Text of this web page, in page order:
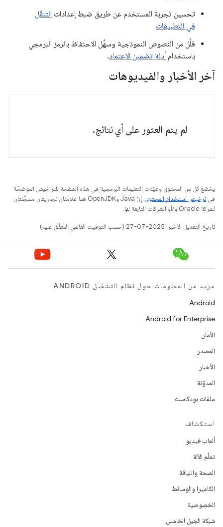
تحسين تجربة المستخدم عن طريق ضبط إعدادات التنقّل
في التطبيقات
قلِّل من النصوص النموذجية وسهِّل الاحتفاظ بالرمز البرمجي
باستخدام أدلة تضمين الاعتماد.
آخر الأخبار والفيديوهات
لم يتم العثور على أي نتائج.
يخضع كل من المحتوى وعيّنات التعليمات البرمجية في هذه الصفحة للتراخيص الموضحّة
فيترخيص استخدام المحتوى
. إنّ Java وOpenJDK هما علامتان تجاريتان مسجَّلتان
لشركة Oracle و/أو الشركات التابعة لها.
تاريخ التعديل الأخير: 2025-07-27 (حسب التوقيت العالمي المتفَّق عليه)
مزيد من المعلومات حول نظام التشغيل ANDROID
Android
Android for Enterprise
الأمان
المصدر
الأخبار
المدوّنة
ملفات بودكاست
استكشاف
ألعاب فيديو
تعلُم الآلة
الصحة واللياقة
الكاميرا والوسائط
الخصوصية
شبكة الجيل الخامس